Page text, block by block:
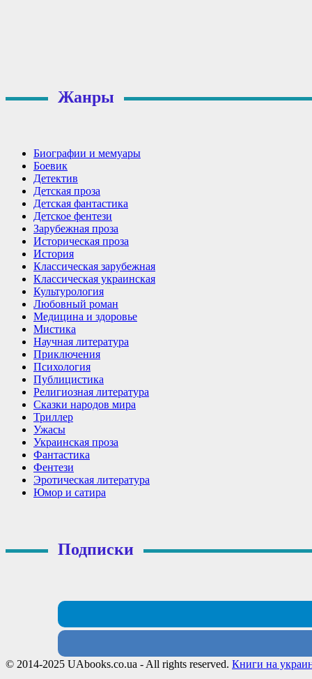
Жанры
Биографии и мемуары
Боевик
Детектив
Детская проза
Детская фантастика
Детское фентези
Зарубежная проза
Историческая проза
История
Классическая зарубежная
Классическая украинская
Культурология
Любовный роман
Медицина и здоровье
Мистика
Научная литература
Приключения
Психология
Публицистика
Религиозная литература
Сказки народов мира
Триллер
Ужасы
Украинская проза
Фантастика
Фентези
Эротическая литература
Юмор и сатира
Подписки
© 2014-2025 UAbooks.co.ua - All rights reserved. Книги на